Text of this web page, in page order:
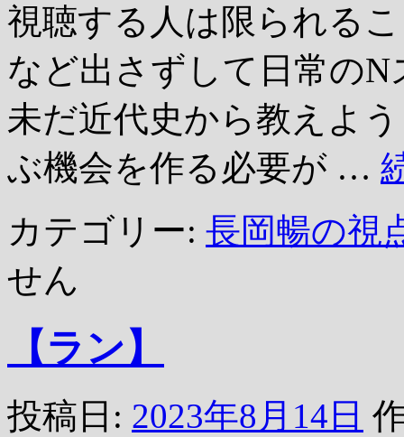
視聴する人は限られる
など出さずして日常の
未だ近代史から教えよ
ぶ機会を作る必要が …
カテゴリー: 長岡暢の視
せん
【ラン】
投稿日: 2023年8月14日